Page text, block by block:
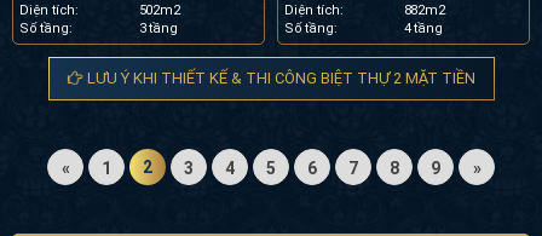
Diện tích:
502m2
Số tầng:
3 tầng
Diện tích:
882m2
Số tầng:
4 tầng
LƯU Ý KHI THIẾT KẾ & THI CÔNG BIỆT THỰ 2 MẶT TIỀN
« 1 2 3 4 5 6 7 8 9 »